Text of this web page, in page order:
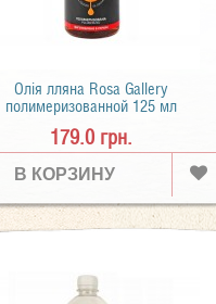
Олія лляна Rosa Gallery
полимеризованной 125 мл
179.0 грн.
В КОРЗИНУ